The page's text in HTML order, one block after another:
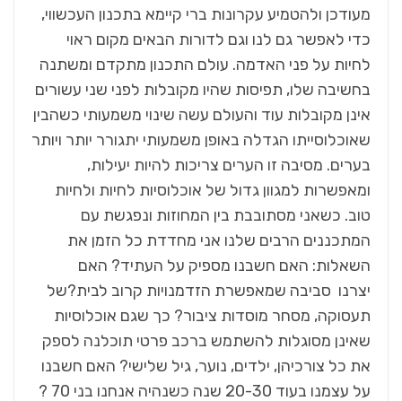
מעודכן ולהטמיע עקרונות ברי קיימא בתכנון העכשווי,
כדי לאפשר גם לנו וגם לדורות הבאים מקום ראוי
לחיות על פני האדמה. עולם התכנון מתקדם ומשתנה
בחשיבה שלו, תפיסות שהיו מקובלות לפני שני עשורים
אינן מקובלות עוד והעולם עשה שינוי משמעותי כשהבין
שאוכלוסייתו הגדלה באופן משמעותי יתגורר יותר ויותר
בערים. מסיבה זו הערים צריכות להיות יעילות,
ומאפשרות למגוון גדול של אוכלוסיות לחיות ולחיות
טוב. כשאני מסתובבת בין המחוזות ונפגשת עם
המתכננים הרבים שלנו אני מחדדת כל הזמן את
השאלות: האם חשבנו מספיק על העתיד? האם
יצרנו סביבה שמאפשרת הזדמנויות קרוב לבית?של
תעסוקה, מסחר מוסדות ציבור? כך שגם אוכלוסיות
שאינן מסוגלות להשתמש ברכב פרטי תוכלנה לספק
את כל צורכיהן, ילדים, נוער, גיל שלישי? האם חשבנו
על עצמנו בעוד 20-30 שנה כשנהיה אנחנו בני 70 ?